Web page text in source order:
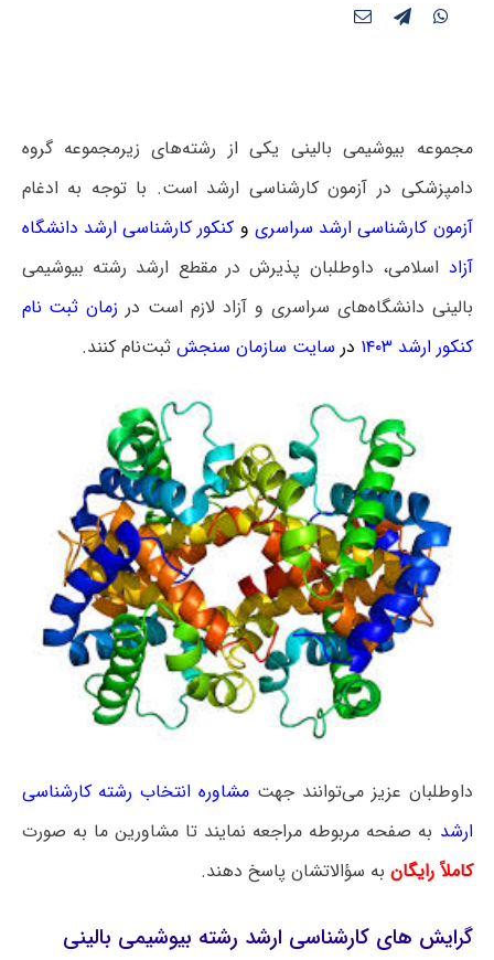
مجموعه بیوشیمی بالینی یکی از رشته‌های زیرمجموعه گروه
دامپزشکی در آزمون کارشناسی ارشد است. با توجه به ادغام
آزمون کارشناسی ارشد سراسری و کنکور کارشناسی ارشد دانشگاه
آزاد اسلامی، داوطلبان پذیرش در مقطع ارشد رشته بیوشیمی
بالینی دانشگاه‌های سراسری و آزاد لازم است در زمان ثبت نام
کنکور ارشد ۱۴۰۳
در سایت سازمان سنجش ثبت‌نام کنند.
داوطلبان عزیز می‌توانند جهت مشاوره انتخاب رشته کارشناسی
ارشد به صفحه مربوطه مراجعه نمایند تا مشاورین ما به صورت
کاملاً رایگان به سؤالاتشان پاسخ دهند.
گرایش‌ های کارشناسی ارشد رشته بیوشیمی بالینی